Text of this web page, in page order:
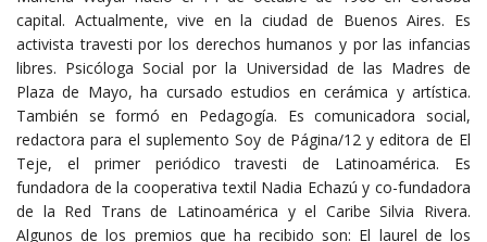
capital. Actualmente, vive en la ciudad de Buenos Aires. Es
activista travesti por los derechos humanos y por las infancias
libres. Psicóloga Social por la Universidad de las Madres de
Plaza de Mayo, ha cursado estudios en cerámica y artística.
También se formó en Pedagogía. Es comunicadora social,
redactora para el suplemento Soy de Página/12 y editora de El
Teje, el primer periódico travesti de Latinoamérica. Es
fundadora de la cooperativa textil Nadia Echazú y co-fundadora
de la Red Trans de Latinoamérica y el Caribe Silvia Rivera.
Algunos de los premios que ha recibido son: El laurel de los